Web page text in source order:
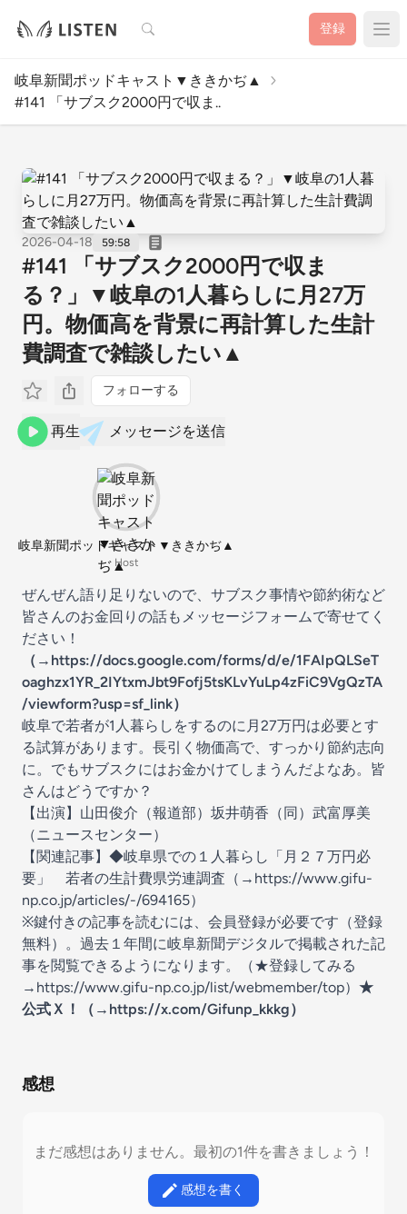
検索 登録
岐阜新聞ポッドキャスト▼ききかぢ▲
#141 「サブスク2000円で収ま..
2026-04-18 59:58
#141 「サブスク2000円で収ま
る？」▼岐阜の1人暮らしに月27万
円。物価高を背景に再計算した生計
費調査で雑談したい▲
フォローする
再生 メッセージを送信
岐阜新聞ポッドキャスト▼ききかぢ▲
Host
ぜんぜん語り足りないので、サブスク事情や節約術など
皆さんのお金回りの話もメッセージフォームで寄せてく
ださい！
（→ https://docs.google.com/forms/d/e/1FAIpQLSeT
oaghzx1YR_2IYtxmJbt9Fofj5tsKLvYuLp4zFiC9VgQzTA
/viewform?usp=sf_link）
岐阜で若者が1人暮らしをするのに月27万円は必要とす
る試算があります。長引く物価高で、すっかり節約志向
に。でもサブスクにはお金かけてしまうんだよなあ。皆
さんはどうですか？
【出演】山田俊介（報道部）坂井萌香（同）武富厚美
（ニュースセンター）
【関連記事】◆岐阜県での１人暮らし「月２７万円必
要」 若者の生計費県労連調査（→ https://www.gifu-
np.co.jp/articles/-/694165）
※鍵付きの記事を読むには、会員登録が必要です（登録
無料）。過去１年間に岐阜新聞デジタルで掲載された記
事を閲覧できるようになります。（★登録してみる
→ ⁠⁠https://www.gifu-np.co.jp/list/webmember/top⁠⁠） ★
公式Ｘ！（→ https://x.com/Gifunp_kkkg）
感想
まだ感想はありません。最初の1件を書きましょう！
感想を書く